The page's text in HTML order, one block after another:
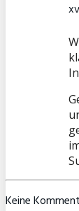
Keine